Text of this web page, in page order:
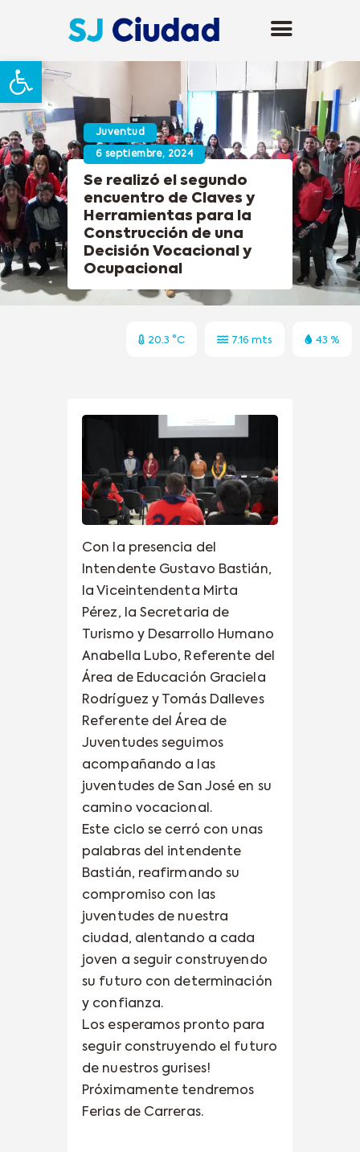
Abrir barra de herramientas
Juventud
6 septiembre, 2024
Se realizó el segundo
encuentro de Claves y
Herramientas para la
Construcción de una
Decisión Vocacional y
Ocupacional
20.3 °C 7.16 mts 43 %
Con la presencia del
Intendente Gustavo Bastián,
la Viceintendenta Mirta
Pérez, la Secretaria de
Turismo y Desarrollo Humano
Anabella Lubo, Referente del
Área de Educación Graciela
Rodríguez y Tomás Dalleves
Referente del Área de
Juventudes seguimos
acompañando a las
juventudes de San José en su
camino vocacional.
Este ciclo se cerró con unas
palabras del intendente
Bastián, reafirmando su
compromiso con las
juventudes de nuestra
ciudad, alentando a cada
joven a seguir construyendo
su futuro con determinación
y confianza.
Los esperamos pronto para
seguir construyendo el futuro
de nuestros gurises!
Próximamente tendremos
Ferias de Carreras.